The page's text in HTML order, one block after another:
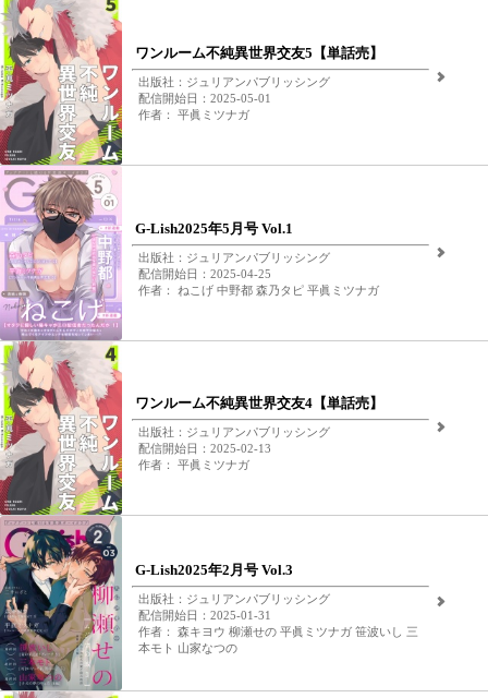
ワンルーム不純異世界交友5【単話売】
出版社：ジュリアンパブリッシング
配信開始日：2025-05-01
作者： 平眞ミツナガ
G-Lish2025年5月号 Vol.1
出版社：ジュリアンパブリッシング
配信開始日：2025-04-25
作者： ねこげ 中野都 森乃タピ 平眞ミツナガ
ワンルーム不純異世界交友4【単話売】
出版社：ジュリアンパブリッシング
配信開始日：2025-02-13
作者： 平眞ミツナガ
G-Lish2025年2月号 Vol.3
出版社：ジュリアンパブリッシング
配信開始日：2025-01-31
作者： 森キヨウ 柳瀬せの 平眞ミツナガ 笹波いし 三
本モト 山家なつの